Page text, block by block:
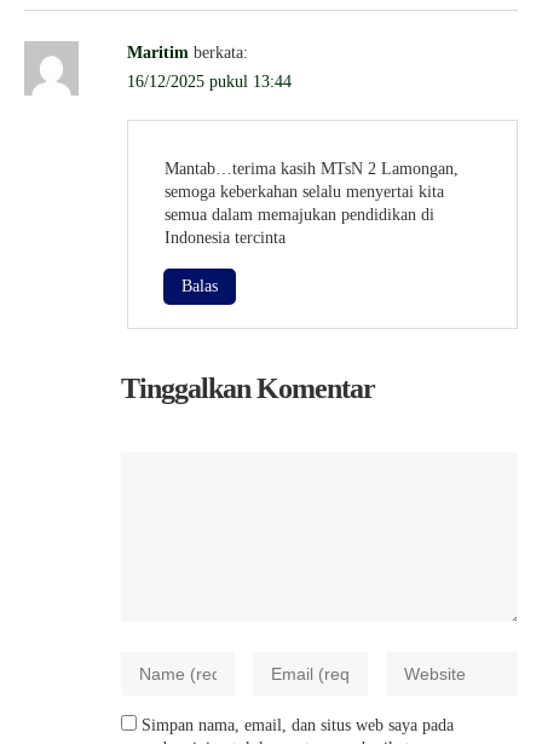
Maritim berkata:
16/12/2025 pukul 13:44
Mantab…terima kasih MTsN 2 Lamongan,
semoga keberkahan selalu menyertai kita
semua dalam memajukan pendidikan di
Indonesia tercinta
Balas
Tinggalkan Komentar
Simpan nama, email, dan situs web saya pada